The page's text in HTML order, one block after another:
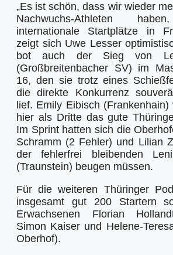
„Es ist schön, dass wir wieder
Nachwuchs-Athleten
internationale Startplätze in
zeigt sich Uwe Lesser
bot auch der Sieg von
(Großbreitenbacher SV) im
16, den sie trotz eines
die direkte Konkurrenz
lief. Emily Eibisch
hier als Dritte das gute
Im Sprint hatten sich die
Schramm (2 Fehler) und Lilian
der fehlerfrei bleibenden
(Traunstein) beugen müssen.
Für die weiteren Thüringer
insgesamt gut 200 Startern
Erwachsenen Florian
Simon Kaiser und Helene-
Oberhof).